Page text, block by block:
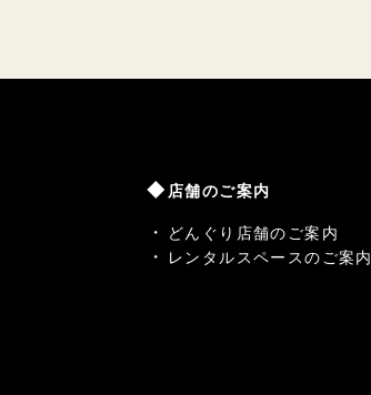
店舗のご案内
どんぐり店舗のご案内
レンタルスペースのご案内